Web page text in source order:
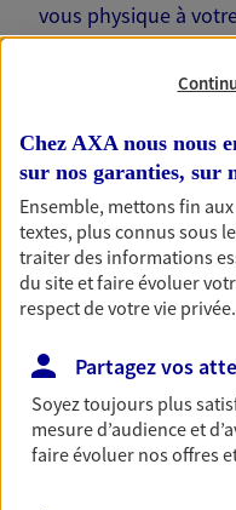
vous physique à
travail… Je suis là
Nos offres
Épargne
immobilier, études
du monde…
simplement, selon
Chez AXA nous nous
sur nos garanties, sur
Ensemble, mettons fin
textes, plus connus sous
traiter des informations
du site et faire évoluer
respect de votre vie privée.
Partagez vos
Soyez toujours plus
mesure d’audience et
faire évoluer nos offres